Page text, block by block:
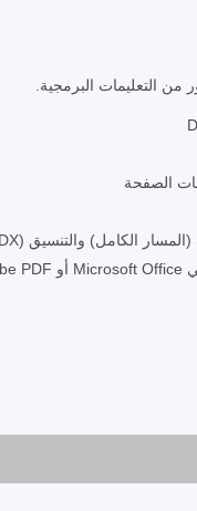
التعليمات البرمجية.
الصفحة